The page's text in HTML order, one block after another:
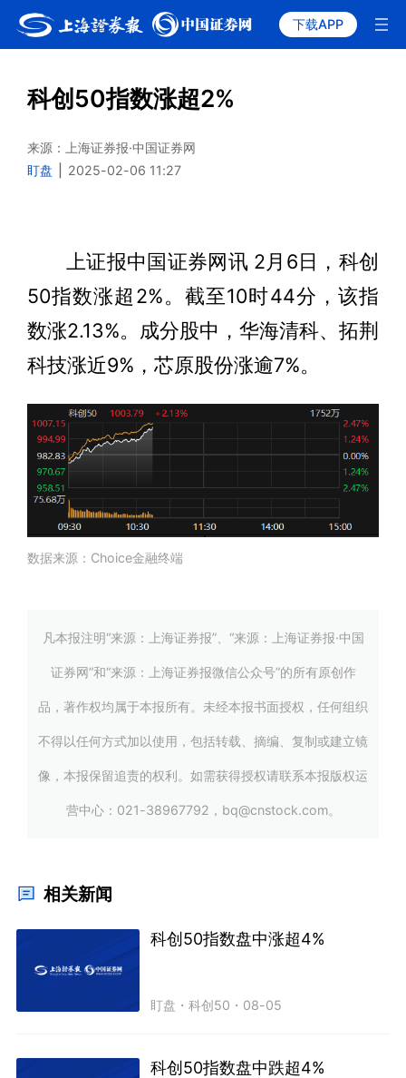
下载APP
科创50指数涨超2%
来源：上海证券报·中国证券网
盯盘
2025-02-06 11:27
上证报中国证券网讯 2月6日，科创
50指数涨超2%。截至10时44分，该指
数涨2.13%。成分股中，华海清科、拓荆
科技涨近9%，芯原股份涨逾7%。
数据来源：Choice金融终端
凡本报注明“来源：上海证券报”、“来源：上海证券报·中国
证券网”和“来源：上海证券报微信公众号”的所有原创作
品，著作权均属于本报所有。未经本报书面授权，任何组织
不得以任何方式加以使用，包括转载、摘编、复制或建立镜
像，本报保留追责的权利。如需获得授权请联系本报版权运
营中心：021-38967792，bq@cnstock.com。
相关新闻
科创50指数盘中涨超4%
盯盘 ・科创50 ・ 08-05
科创50指数盘中跌超4%